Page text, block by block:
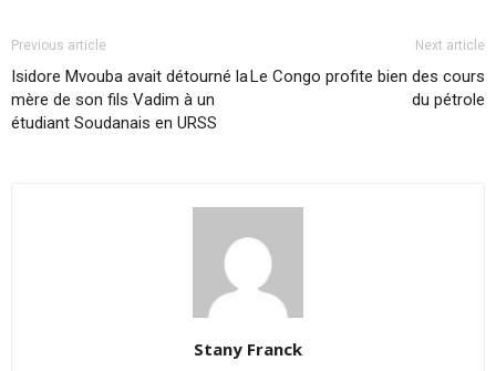
Previous article
Isi­dore Mvouba avait dé­tourné la
mère de son fils Va­dim à un
étu­diant Sou­da­nais en URSS
Next article
Le Congo profite bien des cours
du pétrole
Stany Franck